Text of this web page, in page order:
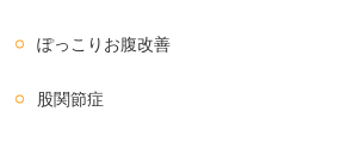
ぽっこりお腹改善
股関節症